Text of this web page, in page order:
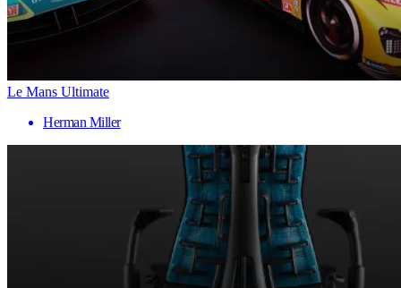
Le Mans Ultimate
Herman Miller